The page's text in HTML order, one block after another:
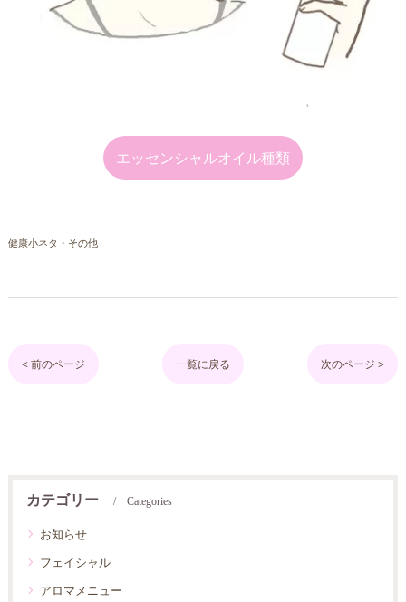
エッセンシャルオイル種類
健康小ネタ・その他
< 前のページ 一覧に戻る 次のページ >
カテゴリー Categories
お知らせ
フェイシャル
アロマメニュー